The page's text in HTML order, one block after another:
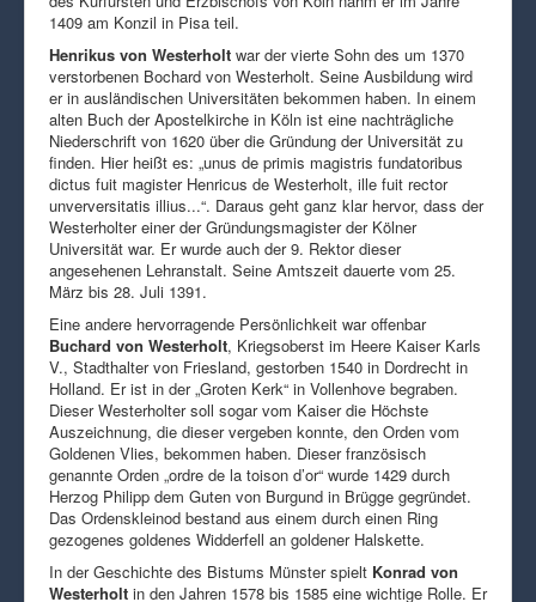
1409 am Konzil in Pisa teil.
Henrikus von Westerholt war der vierte Sohn des um 1370
verstorbenen Bochard von Westerholt. Seine Ausbildung wird
er in ausländischen Universitäten bekommen haben. In einem
alten Buch der Apostelkirche in Köln ist eine nachträgliche
Niederschrift von 1620 über die Gründung der Universität zu
finden. Hier heißt es: „unus de primis magistris fundatoribus
dictus fuit magister Henricus de Westerholt, ille fuit rector
unverversitatis illius...“. Daraus geht ganz klar hervor, dass der
Westerholter einer der Gründungsmagister der Kölner
Universität war. Er wurde auch der 9. Rektor dieser
angesehenen Lehranstalt. Seine Amtszeit dauerte vom 25.
März bis 28. Juli 1391.
Eine andere hervorragende Persönlichkeit war offenbar
Buchard von Westerholt, Kriegsoberst im Heere Kaiser Karls
V., Stadthalter von Friesland, gestorben 1540 in Dordrecht in
Holland. Er ist in der „Groten Kerk“ in Vollenhove begraben.
Dieser Westerholter soll sogar vom Kaiser die Höchste
Auszeichnung, die dieser vergeben konnte, den Orden vom
Goldenen Vlies, bekommen haben. Dieser französisch
genannte Orden „ordre de la toison d’or“ wurde 1429 durch
Herzog Philipp dem Guten von Burgund in Brügge gegründet.
Das Ordenskleinod bestand aus einem durch einen Ring
gezogenes goldenes Widderfell an goldener Halskette.
In der Geschichte des Bistums Münster spielt Konrad von
Westerholt in den Jahren 1578 bis 1585 eine wichtige Rolle. Er